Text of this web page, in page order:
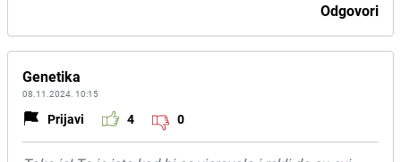
Odgovori
Genetika
08.11.2024. 10:15
Prijavi 4 0